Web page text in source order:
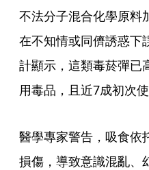
不法分子混合化學原料
在不知情或同儕誘惑下
計顯示，這類毒菸彈已
用毒品，且近7成初次
醫學專家警告，吸食依
損傷，導致意識混亂、